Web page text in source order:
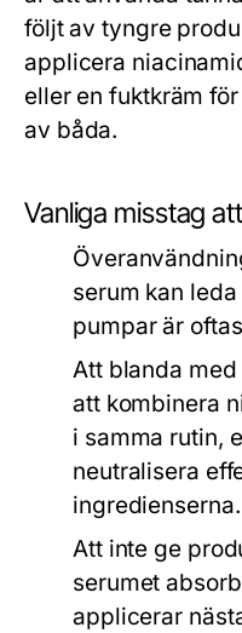
följt av tyngre
applicera
eller en fuktkräm
av båda.
Vanliga misstag
serum kan
pumpar är
Att blanda
att kombinera
i samma rutin,
neutralisera
ingredienserna.
Att inte ge
serumet
applicerar